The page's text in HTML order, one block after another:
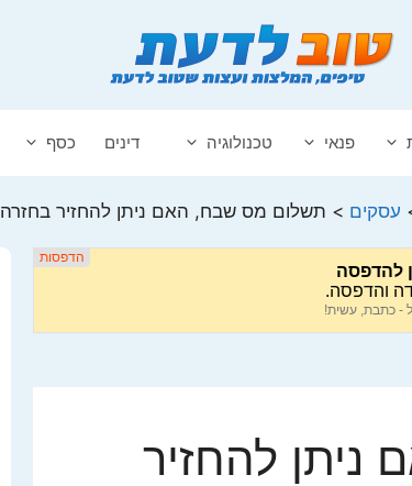
פנאי טכנולוגיה דינים כסף
עסקים > תשלום מס שבח, האם ניתן להחזיר בחזרה
להחזיר